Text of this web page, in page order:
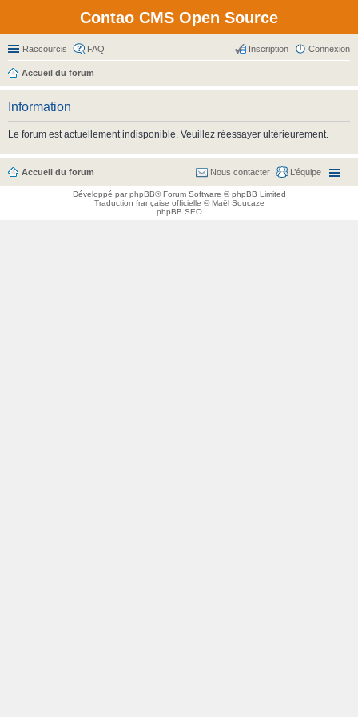
Contao CMS Open Source
Raccourcis FAQ Connexion
Inscription
Accueil du forum
Information
Le forum est actuellement indisponible. Veuillez réessayer ultérieurement.
Accueil du forum L’équipe
Nous contacter
Développé parphpBB® Forum Software © phpBB Limited
Traduction française officielle ©Maël Soucaze
phpBB SEO